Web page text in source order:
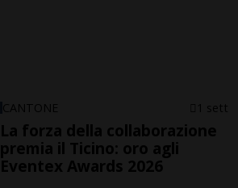
CANTONE 1 sett
La forza della collaborazione
premia il Ticino: oro agli
Eventex Awards 2026